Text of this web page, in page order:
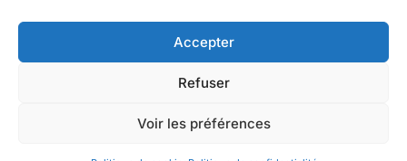
Accepter
Refuser
Voir les préférences
Tous droits réservés.